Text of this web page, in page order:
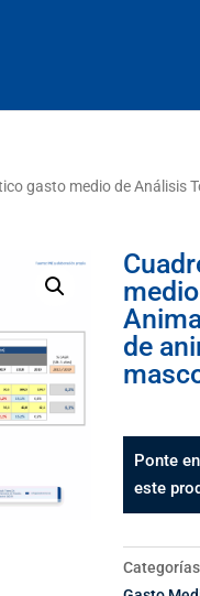
gasto medio de Análisis
de
Ponte
este